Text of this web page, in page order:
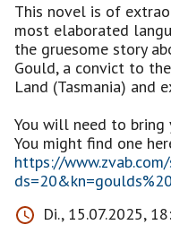
This novel is of
most elaborated
the gruesome story
Gould, a convict to
Land (Tasmania) and
You will need to bring
https://
Di., 15.07.2025,